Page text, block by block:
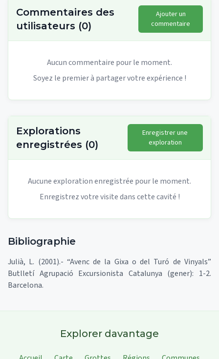
Commentaires des
utilisateurs (0)
Ajouter un
commentaire
Aucun commentaire pour le moment.
Soyez le premier à partager votre expérience !
Explorations
enregistrées (0)
Enregistrer une
exploration
Aucune exploration enregistrée pour le moment.
Enregistrez votre visite dans cette cavité !
Bibliographie
Julià, L. (2001).- “Avenc de la Gixa o del Turó de Vinyals”
Butlletí Agrupació Excursionista Catalunya (gener): 1-2.
Barcelona.
Explorer davantage